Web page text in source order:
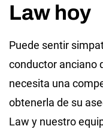
Law hoy
Puede sentir
conductor anciano
necesita una
obtenerla de su
Law y nuestro